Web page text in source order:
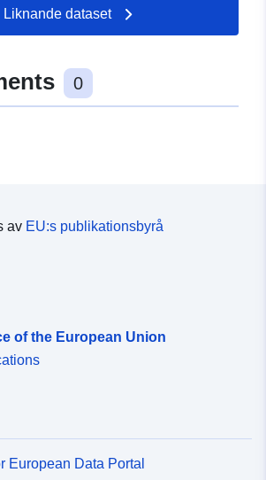
Liknande dataset
0
av EU:s publikationsbyrå
of the European Union
European Data Portal